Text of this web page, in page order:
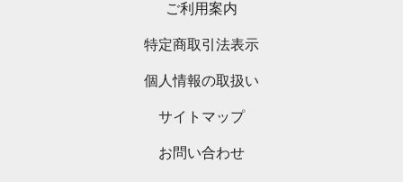
ご利用案内
特定商取引法表示
個人情報の取扱い
サイトマップ
お問い合わせ